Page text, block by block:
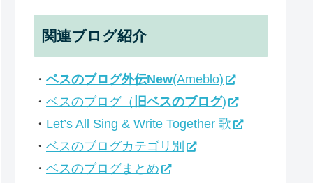
関連ブログ紹介
・ ベスのブログ外伝New(Ameblo)
・ ベスのブログ（ 旧ベスのブログ)
・ Let’s All Sing & Write Together 歌
・ ベスのブログカテゴリ別
・ ベスのブログまとめ